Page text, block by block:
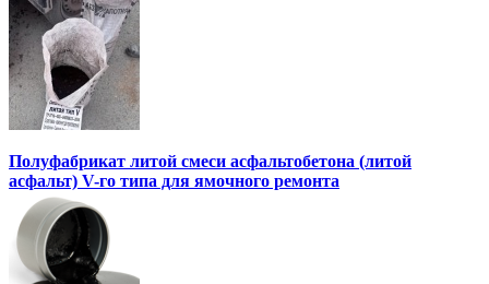
Полуфабрикат литой смеси асфальтобетона (литой
асфальт) V-го типа для ямочного ремонта